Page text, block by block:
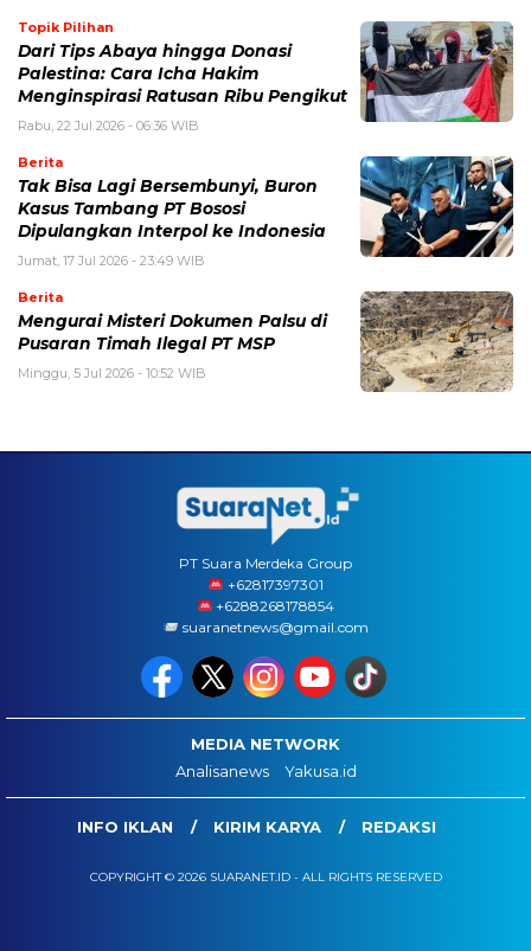
Topik Pilihan
Dari Tips Abaya hingga Donasi
Palestina: Cara Icha Hakim
Menginspirasi Ratusan Ribu Pengikut
Rabu, 22 Jul 2026 - 06:36 WIB
Berita
Tak Bisa Lagi Bersembunyi, Buron
Kasus Tambang PT Bososi
Dipulangkan Interpol ke Indonesia
Jumat, 17 Jul 2026 - 23:49 WIB
Berita
Mengurai Misteri Dokumen Palsu di
Pusaran Timah Ilegal PT MSP
Minggu, 5 Jul 2026 - 10:52 WIB
PT Suara Merdeka Group
‪+62817397301
+6288268178854
suaranetnews@gmail.com
MEDIA NETWORK
Analisanews
Yakusa.id
INFO IKLAN KIRIM KARYA REDAKSI
COPYRIGHT © 2026 SUARANET.ID - ALL RIGHTS RESERVED